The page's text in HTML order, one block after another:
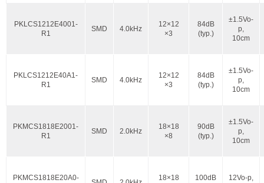
PKLCS1212E4001-
R1
SMD 4.0kHz
12×12
×3
84dB
(typ.)
±1.5Vo-
p,
10cm
PKLCS1212E40A1-
R1
SMD 4.0kHz
12×12
×3
84dB
(typ.)
±1.5Vo-
p,
10cm
PKMCS1818E2001-
R1
SMD 2.0kHz
18×18
×8
90dB
(typ.)
±1.5Vo-
p,
10cm
PKMCS1818E20A0-
18×18
100dB
12Vo-p,